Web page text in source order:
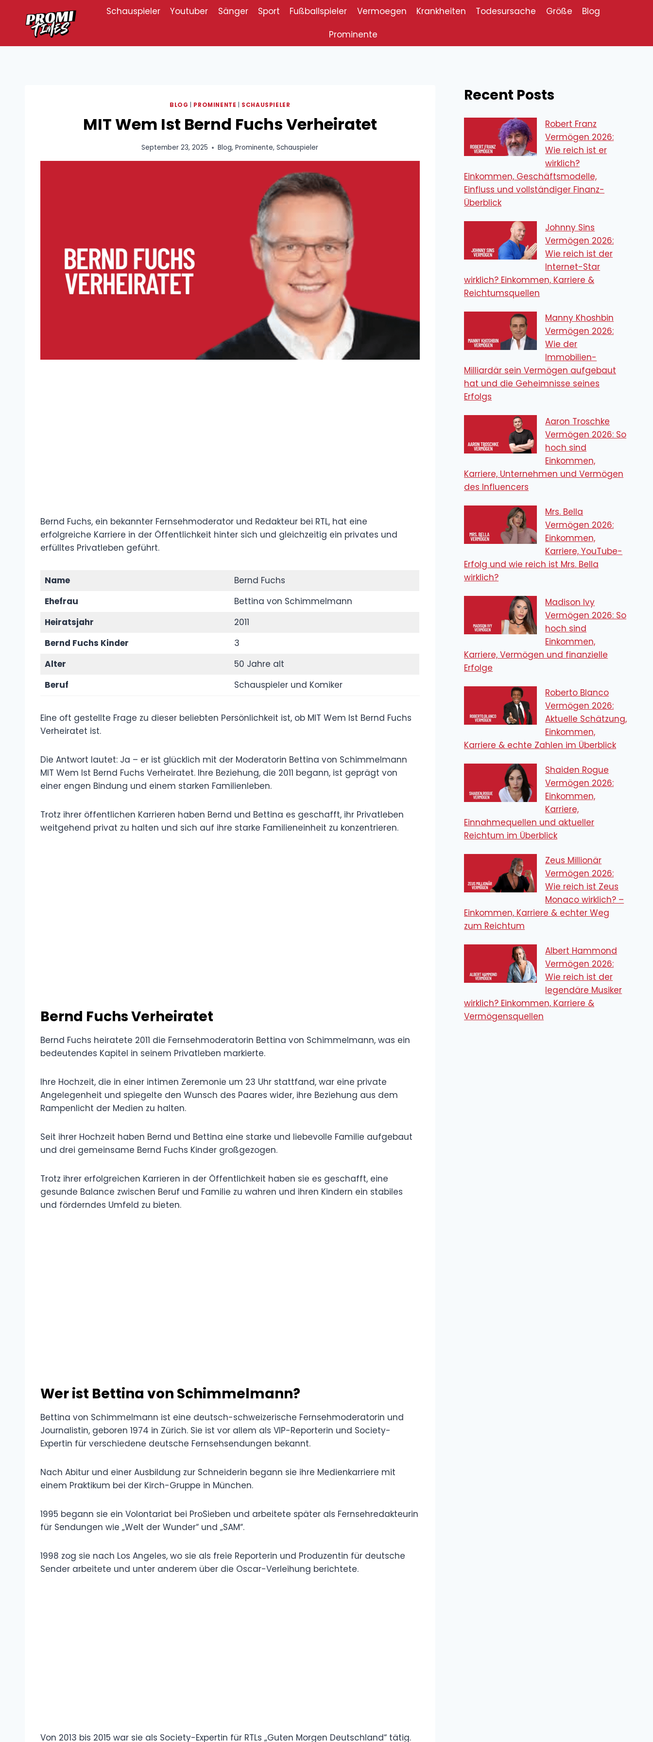
springen
Schauspieler Youtuber Sänger Sport Fußballspieler Vermoegen Krankheiten Todesursache Größe
Blog
Prominente
BLOG PROMINENTE SCHAUSPIELER
MIT Wem Ist Bernd Fuchs Verheiratet
September 23, 2025 Blog,Prominente,Schauspieler
Bernd Fuchs, ein bekannter Fernsehmoderator und Redakteur bei RTL, hat eine
erfolgreiche Karriere in der Öffentlichkeit hinter sich und gleichzeitig ein privates und
erfülltes Privatleben geführt.
Name
Bernd Fuchs
Ehefrau
Bettina von Schimmelmann
Heiratsjahr
2011
Bernd Fuchs Kinder
3
Alter
50 Jahre alt
Beruf
Schauspieler und Komiker
Eine oft gestellte Frage zu dieser beliebten Persönlichkeit ist, ob MIT Wem Ist Bernd Fuchs
Verheiratet ist.
Die Antwort lautet: Ja – er ist glücklich mit der Moderatorin Bettina von Schimmelmann
MIT Wem Ist Bernd Fuchs Verheiratet. Ihre Beziehung, die 2011 begann, ist geprägt von
einer engen Bindung und einem starken Familienleben.
Trotz ihrer öffentlichen Karrieren haben Bernd und Bettina es geschafft, ihr Privatleben
weitgehend privat zu halten und sich auf ihre starke Familieneinheit zu konzentrieren.
Bernd Fuchs Verheiratet
Bernd Fuchs heiratete 2011 die Fernsehmoderatorin Bettina von Schimmelmann, was ein
bedeutendes Kapitel in seinem Privatleben markierte.
Ihre Hochzeit, die in einer intimen Zeremonie um 23 Uhr stattfand, war eine private
Angelegenheit und spiegelte den Wunsch des Paares wider, ihre Beziehung aus dem
Rampenlicht der Medien zu halten.
Seit ihrer Hochzeit haben Bernd und Bettina eine starke und liebevolle Familie aufgebaut
und drei gemeinsame Bernd Fuchs Kinder großgezogen.
Trotz ihrer erfolgreichen Karrieren in der Öffentlichkeit haben sie es geschafft, eine
gesunde Balance zwischen Beruf und Familie zu wahren und ihren Kindern ein stabiles
und förderndes Umfeld zu bieten.
Wer ist Bettina von Schimmelmann?
Bettina von Schimmelmann ist eine deutsch-schweizerische Fernsehmoderatorin und
Journalistin, geboren 1974 in Zürich. Sie ist vor allem als VIP-Reporterin und Society-
Expertin für verschiedene deutsche Fernsehsendungen bekannt.
Nach Abitur und einer Ausbildung zur Schneiderin begann sie ihre Medienkarriere mit
einem Praktikum bei der Kirch-Gruppe in München.
1995 begann sie ein Volontariat bei ProSieben und arbeitete später als Fernsehredakteurin
für Sendungen wie „Welt der Wunder“ und „SAM“.
1998 zog sie nach Los Angeles, wo sie als freie Reporterin und Produzentin für deutsche
Sender arbeitete und unter anderem über die Oscar-Verleihung berichtete.
Von 2013 bis 2015 war sie als Society-Expertin für RTLs „Guten Morgen Deutschland“ tätig.
Recent Posts
Robert Franz
Vermögen 2026:
Wie reich ist er
wirklich?
Einkommen, Geschäftsmodelle,
Einfluss und vollständiger Finanz-
Überblick
Johnny Sins
Vermögen 2026:
Wie reich ist der
Internet-Star
wirklich? Einkommen, Karriere &
Reichtumsquellen
Manny Khoshbin
Vermögen 2026:
Wie der
Immobilien-
Milliardär sein Vermögen aufgebaut
hat und die Geheimnisse seines
Erfolgs
Aaron Troschke
Vermögen 2026: So
hoch sind
Einkommen,
Karriere, Unternehmen und Vermögen
des Influencers
Mrs. Bella
Vermögen 2026:
Einkommen,
Karriere, YouTube-
Erfolg und wie reich ist Mrs. Bella
wirklich?
Madison Ivy
Vermögen 2026: So
hoch sind
Einkommen,
Karriere, Vermögen und finanzielle
Erfolge
Roberto Blanco
Vermögen 2026:
Aktuelle Schätzung,
Einkommen,
Karriere & echte Zahlen im Überblick
Shaiden Rogue
Vermögen 2026:
Einkommen,
Karriere,
Einnahmequellen und aktueller
Reichtum im Überblick
Zeus Millionär
Vermögen 2026:
Wie reich ist Zeus
Monaco wirklich? –
Einkommen, Karriere & echter Weg
zum Reichtum
Albert Hammond
Vermögen 2026:
Wie reich ist der
legendäre Musiker
wirklich? Einkommen, Karriere &
Vermögensquellen